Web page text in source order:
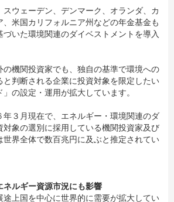
ウェーデン、デンマーク、オランダ、カ
米国カリフォルニア州などの年金基金も
いた環境関連のダイベストメントを導入
機関投資家でも、独自の基準で環境への
判断される企業に投資対象を限定したい
の設定・運用が拡大しています。
３月現在で、エネルギー・環境関連のダ
対象の選別に採用している機関投資家及び
界全体で数百兆円に及ぶと推定されてい
ネルギー資源市況にも影響
上国を中心に世界的に需要が拡大してい